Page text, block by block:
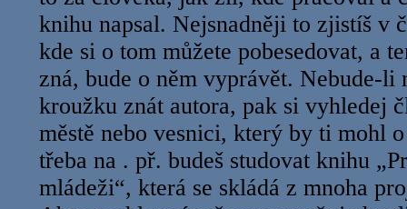
knihu napsal. Nejsnadněji to zjistíš v
kde si o tom můžete pobesedovat, a
zná, bude o něm vyprávět. Nebude-li
kroužku znát autora, pak si vyhledej
městě nebo vesnici, který by ti mohl
třeba na . př. budeš studovat knihu
mládeži“, která se skládá z mnoha